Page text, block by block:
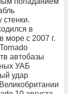
стенки.
в
море с 2007 г.
автобазы
УАБ
удар